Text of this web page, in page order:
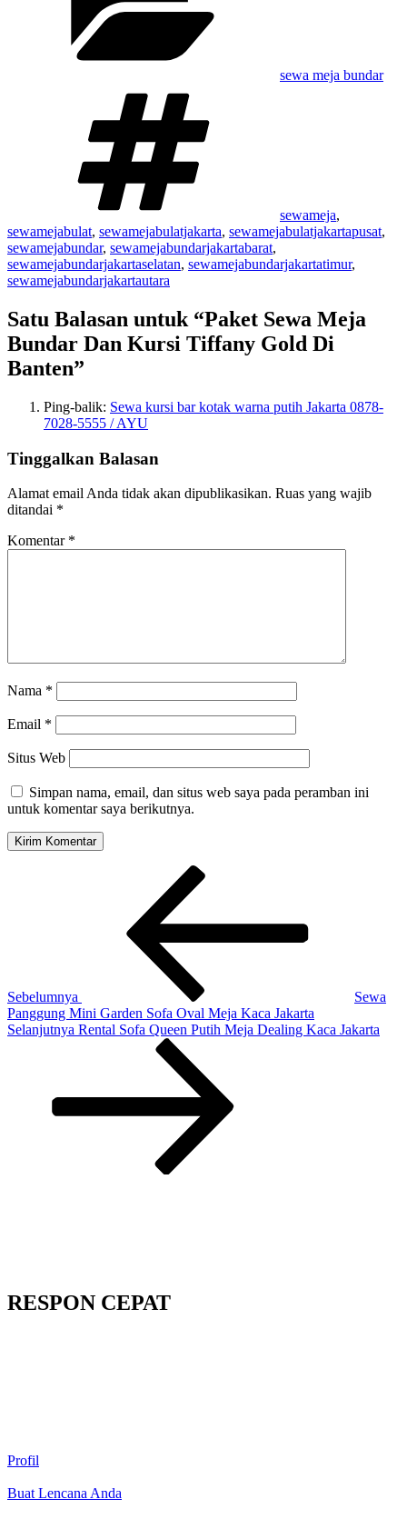
sewa meja bundar
sewameja,
sewamejabulat, sewamejabulatjakarta, sewamejabulatjakartapusat,
sewamejabundar, sewamejabundarjakartabarat,
sewamejabundarjakartaselatan, sewamejabundarjakartatimur,
sewamejabundarjakartautara
Satu Balasan untuk “Paket Sewa Meja
Bundar Dan Kursi Tiffany Gold Di
Banten”
Ping-balik: Sewa kursi bar kotak warna putih Jakarta 0878-
7028-5555 / AYU
Tinggalkan Balasan
Alamat email Anda tidak akan dipublikasikan. Ruas yang wajib
ditandai *
Komentar *
Nama *
Email *
Situs Web
Simpan nama, email, dan situs web saya pada peramban ini
untuk komentar saya berikutnya.
Sebelumnya
Sewa
Panggung Mini Garden Sofa Oval Meja Kaca Jakarta
Pos
Selanjutnya Rental Sofa Queen Putih Meja Dealing Kaca Jakarta
RESPON CEPAT
Profil
Buat Lencana Anda